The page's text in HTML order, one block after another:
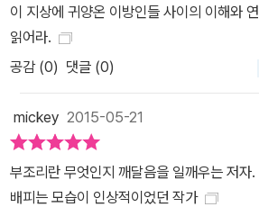
이 지상에 귀양온 이방인들 사이의 이해와
읽어라.
공감 (0) 댓글 (0)
mickey 2015-05-21
부조리란 무엇인지 깨달음을 일깨우는 저자
배피는 모습이 인상적이었던 작가